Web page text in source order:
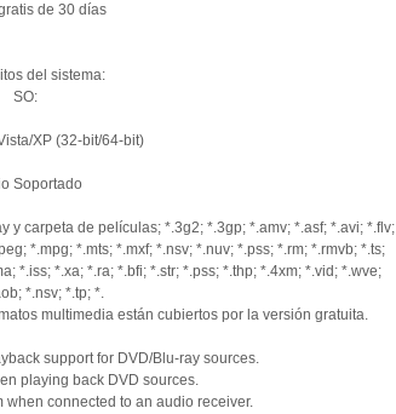
de 30 días
del sistema:
SO:
XP (32-bit/64-bit)
Soportado
y carpeta de películas; *.3g2; *.3gp; *.amv; *.asf; *.avi; *.flv;
*.mpg; *.mts; *.mxf; *.nsv; *.nuv; *.pss; *.rm; *.rmvb; *.ts;
*.iss; *.xa; *.ra; *.bfi; *.str; *.pss; *.thp; *.4xm; *.vid; *.wve;
*.nsv; *.tp; *.
multimedia están cubiertos por la versión gratuita.
support for DVD/Blu-ray sources.
playing back DVD sources.
when connected to an audio receiver.